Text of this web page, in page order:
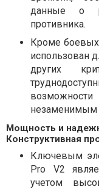
данные о
противника.
Кроме боевых
использован
других
незаменимым
Мощность и
Конструктивная
Ключевым
Pro V2
учетом